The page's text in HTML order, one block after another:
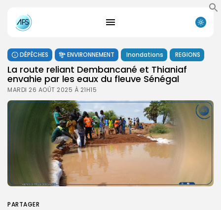
DÉPÊCHES ENVIRONNEMENT Inondations REGIONS
La route reliant Dembancané et Thianiaf
envahie par les eaux du fleuve Sénégal
MARDI 26 AOÛT 2025 À 21H15
PARTAGER